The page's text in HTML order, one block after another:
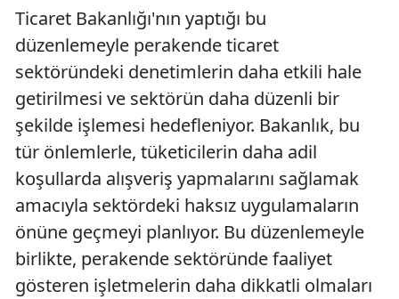
Ticaret Bakanlığı'nın yaptığı bu
düzenlemeyle perakende ticaret
sektöründeki denetimlerin daha etkili hale
getirilmesi ve sektörün daha düzenli bir
şekilde işlemesi hedefleniyor. Bakanlık, bu
tür önlemlerle, tüketicilerin daha adil
koşullarda alışveriş yapmalarını sağlamak
amacıyla sektördeki haksız uygulamaların
önüne geçmeyi planlıyor. Bu düzenlemeyle
birlikte, perakende sektöründe faaliyet
gösteren işletmelerin daha dikkatli olmaları